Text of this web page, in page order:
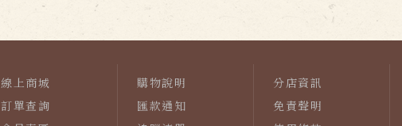
線上商城
訂單查詢
購物說明
匯款通知
分店資訊
免責聲明